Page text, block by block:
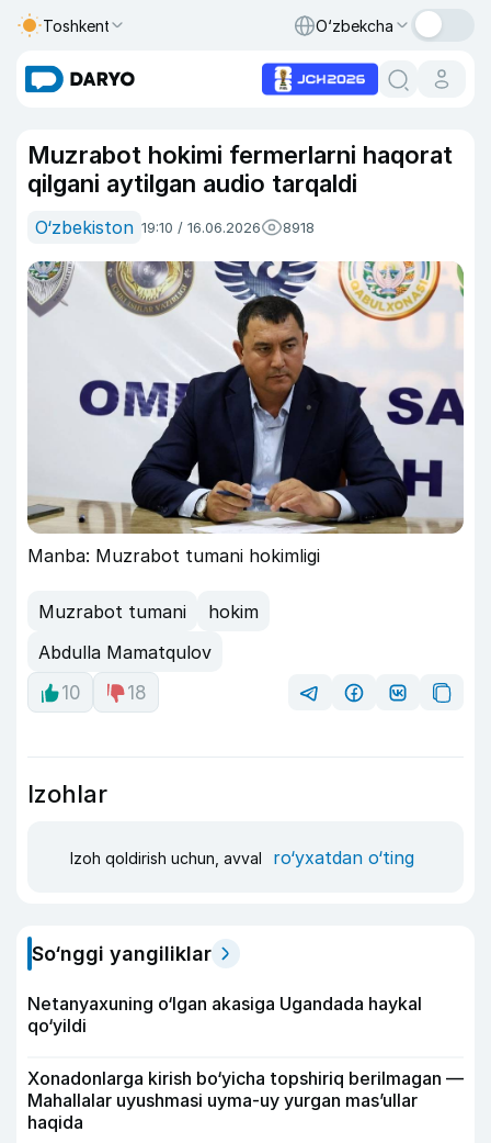
Toshkent O‘zbekcha
Muzrabot hokimi fermerlarni haqorat
qilgani aytilgan audio tarqaldi
O‘zbekiston 19:10 / 16.06.2026 8918
Manba: Muzrabot tumani hokimligi
Muzrabot tumani
hokim
Abdulla Mamatqulov
10
18
Izohlar
Izoh qoldirish uchun, avval ro‘yxatdan o‘ting
So‘nggi yangiliklar
Netanyaxuning o‘lgan akasiga Ugandada haykal
qo‘yildi
Xonadonlarga kirish bo‘yicha topshiriq berilmagan —
Mahallalar uyushmasi uyma-uy yurgan mas’ullar
haqida